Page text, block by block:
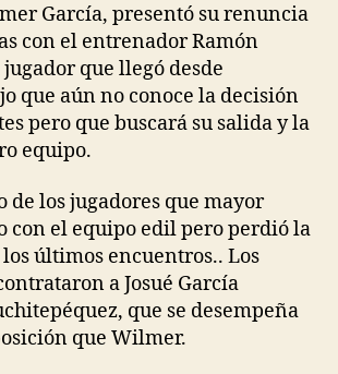
García, presentó su renuncia
con el entrenador Ramón
que llegó desde
que aún no conoce la decisión
pero que buscará su salida y la
equipo.
de los jugadores que mayor
con el equipo edil pero perdió la
últimos encuentros.. Los
a Josué García
que se desempeña
que Wilmer.